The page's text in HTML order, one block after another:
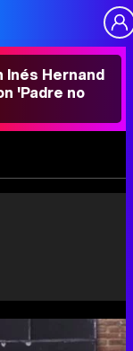
Inés Hernand
'Padre no